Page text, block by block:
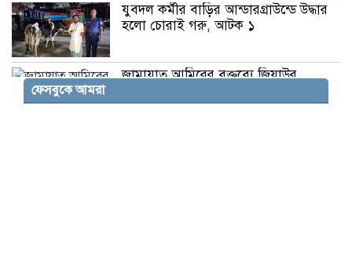
যুবদল কর্মীর বাড়ির আন্ডারগ্রাউন্ডে উদ্ধার
হলো চোরাই গরু, আটক ১
জামায়াত আমিরের বক্তব্যে জিয়াউর
ফেসবুকে আমরা